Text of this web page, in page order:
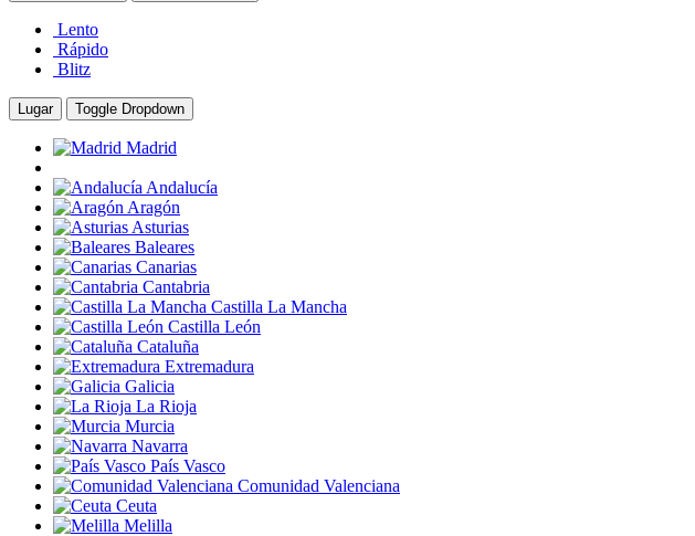
Lento
Rápido
Blitz
Lugar Toggle Dropdown
Madrid
Andalucía
Aragón
Asturias
Baleares
Canarias
Cantabria
Castilla La Mancha
Castilla León
Cataluña
Extremadura
Galicia
La Rioja
Murcia
Navarra
País Vasco
Comunidad Valenciana
Ceuta
Melilla